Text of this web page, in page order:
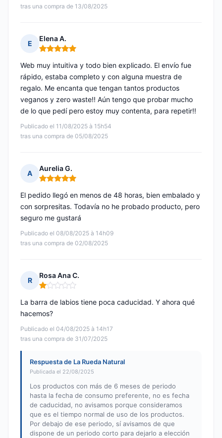
tras una compra de 13/08/2025
E
Elena A.
Nota: 5 de 5
Publicado el 11/08/2025 à 15h54
tras una compra de 05/08/2025
Web muy intuitiva y todo bien explicado. El envío fue
rápido, estaba completo y con alguna muestra de
regalo. Me encanta que tengan tantos productos
veganos y zero waste!! Aún tengo que probar mucho
de lo que pedí pero estoy muy contenta, para repetir!!
A
Aurelia G.
Nota: 5 de 5
Publicado el 08/08/2025 à 14h09
tras una compra de 02/08/2025
El pedido llegó en menos de 48 horas, bien embalado y
con sorpresitas. Todavía no he probado producto, pero
seguro me gustará
R
Rosa Ana C.
Nota: 1 de 5
Publicado el 04/08/2025 à 14h17
tras una compra de 31/07/2025
La barra de labios tiene poca caducidad. Y ahora qué
hacemos?
Respuesta de La Rueda Natural
Publicada el 22/08/2025
Los productos con más de 6 meses de periodo
hasta la fecha de consumo preferente, no es fecha
de caducidad, no avisamos porque consideramos
que es el tiempo normal de uso de los productos.
Por debajo de ese periodo, sí avisamos de que
dispone de un periodo corto para dejarlo a elección